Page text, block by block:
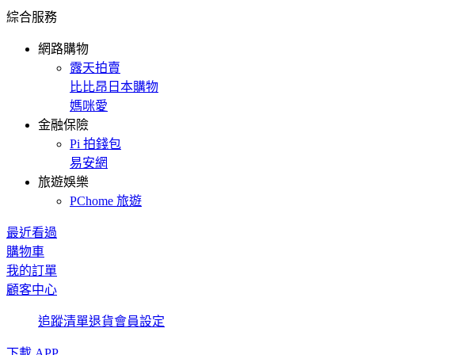
綜合服務
網路購物
露天拍賣
比比昂日本購物
媽咪愛
金融保險
Pi 拍錢包
易安網
旅遊娛樂
PChome 旅遊
最近看過
購物車
我的訂單
顧客中心
追蹤清單退貨會員設定